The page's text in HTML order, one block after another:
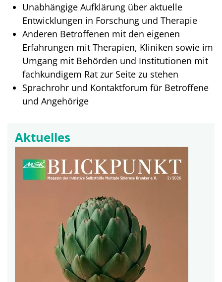
Unabhängige Aufklärung über aktuelle
Entwicklungen in Forschung und Therapie
Anderen Betroffenen mit den eigenen
Erfahrungen mit Therapien, Kliniken sowie im
Umgang mit Behörden und Institutionen mit
fachkundigem Rat zur Seite zu stehen
Sprachrohr und Kontaktforum für Betroffene
und Angehörige
Aktuelles